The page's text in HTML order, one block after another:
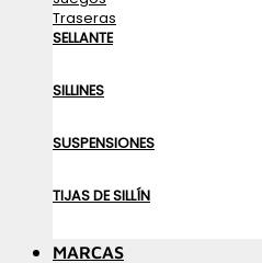
Traseras
SELLANTE
SILLINES
SUSPENSIONES
TIJAS DE SILLÍN
MARCAS